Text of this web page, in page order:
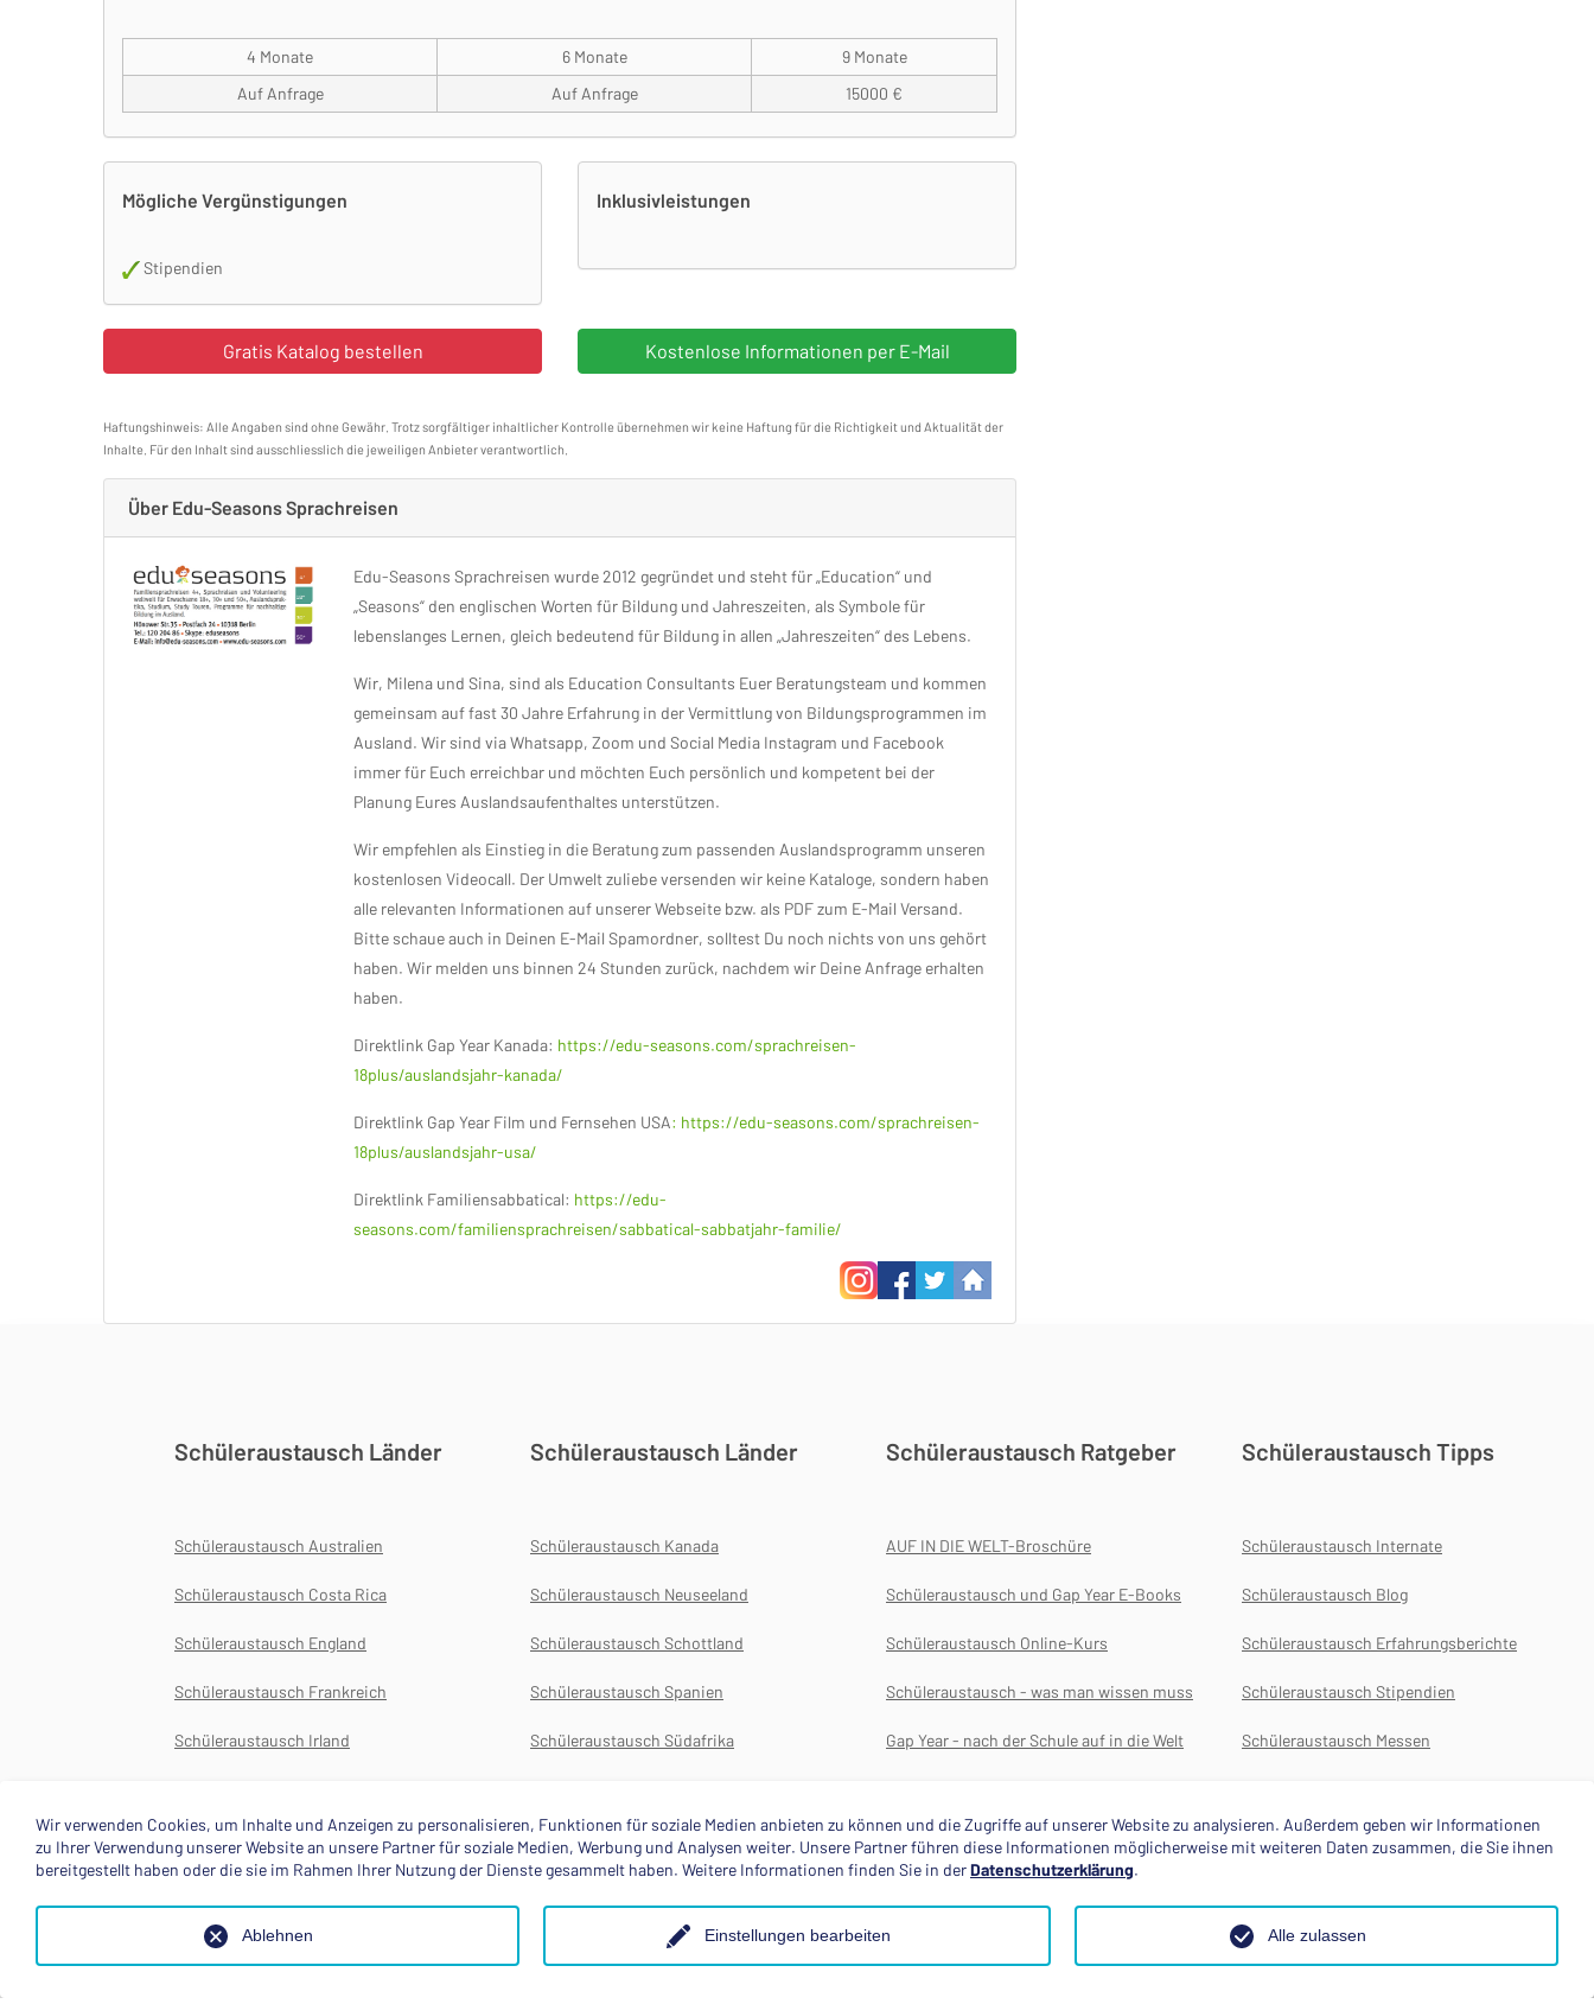
4 Monate 6 Monate
9 Monate
Auf Anfrage
Auf Anfrage 15000 €
Mögliche Vergünstigungen
Stipendien
Inklusivleistungen
Haftungshinweis: Alle Angaben sind ohne Gewähr. Trotz sorgfältiger inhaltlicher Kontrolle übernehmen wir keine Haftung für die Richtigkeit und Aktualität der
Inhalte. Für den Inhalt sind ausschliesslich die jeweiligen Anbieter verantwortlich.
Über Edu-Seasons Sprachreisen
Edu-Seasons Sprachreisen wurde 2012 gegründet und steht für „Education“ und
„Seasons“ den englischen Worten für Bildung und Jahreszeiten, als Symbole für
lebenslanges Lernen, gleich bedeutend für Bildung in allen „Jahreszeiten“ des Lebens.
Wir, Milena und Sina, sind als Education Consultants Euer Beratungsteam und kommen
gemeinsam auf fast 30 Jahre Erfahrung in der Vermittlung von Bildungsprogrammen im
Ausland. Wir sind via Whatsapp, Zoom und Social Media Instagram und Facebook
immer für Euch erreichbar und möchten Euch persönlich und kompetent bei der
Planung Eures Auslandsaufenthaltes unterstützen.
Wir empfehlen als Einstieg in die Beratung zum passenden Auslandsprogramm unseren
kostenlosen Videocall. Der Umwelt zuliebe versenden wir keine Kataloge, sondern haben
alle relevanten Informationen auf unserer Webseite bzw. als PDF zum E-Mail Versand.
Bitte schaue auch in Deinen E-Mail Spamordner, solltest Du noch nichts von uns gehört
haben. Wir melden uns binnen 24 Stunden zurück, nachdem wir Deine Anfrage erhalten
haben.
Direktlink Gap Year Kanada: https://edu-seasons.com/sprachreisen-
18plus/auslandsjahr-kanada/
Direktlink Gap Year Film und Fernsehen USA: https://edu-seasons.com/sprachreisen-
18plus/auslandsjahr-usa/
Direktlink Familiensabbatical: https://edu-
seasons.com/familiensprachreisen/sabbatical-sabbatjahr-familie/
Schüleraustausch Länder
Schüleraustausch Australien
Schüleraustausch Costa Rica
Schüleraustausch England
Schüleraustausch Frankreich
Schüleraustausch Irland
Schüleraustausch Länder
Schüleraustausch Kanada
Schüleraustausch Neuseeland
Schüleraustausch Schottland
Schüleraustausch Spanien
Schüleraustausch Südafrika
Schüleraustausch Ratgeber
AUF IN DIE WELT-Broschüre
Schüleraustausch und Gap Year E-Books
Schüleraustausch Online-Kurs
Schüleraustausch - was man wissen muss
Gap Year - nach der Schule auf in die Welt
Schüleraustausch Tipps
Schüleraustausch Internate
Schüleraustausch Blog
Schüleraustausch Erfahrungsberichte
Schüleraustausch Stipendien
Schüleraustausch Messen
About Folge uns
Wir verwenden Cookies, um Inhalte und Anzeigen zu personalisieren, Funktionen für soziale Medien anbieten zu können und die Zugriffe auf unserer Website zu analysieren. Außerdem geben wir Informationen
zu Ihrer Verwendung unserer Website an unsere Partner für soziale Medien, Werbung und Analysen weiter. Unsere Partner führen diese Informationen möglicherweise mit weiteren Daten zusammen, die Sie ihnen
bereitgestellt haben oder die sie im Rahmen Ihrer Nutzung der Dienste gesammelt haben. Weitere Informationen finden Sie in derDatenschutzerklärung.
Einstellungen bearbeiten
Ablehnen Alle zulassen